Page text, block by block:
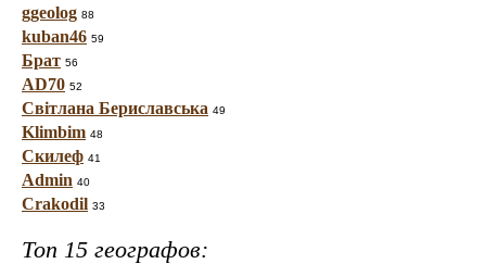
ggeolog 88
kuban46 59
Брат 56
AD70 52
Світлана Бериславська 49
Klimbim 48
Скилеф 41
Admin 40
Crakodil 33
Топ 15 географов: